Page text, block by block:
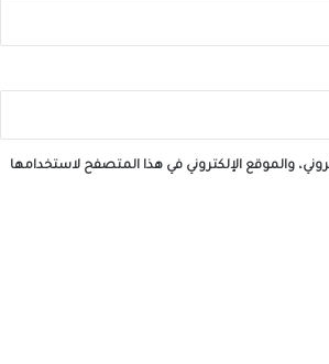
والموقع الإلكتروني في هذا المتصفح لاستخدامها